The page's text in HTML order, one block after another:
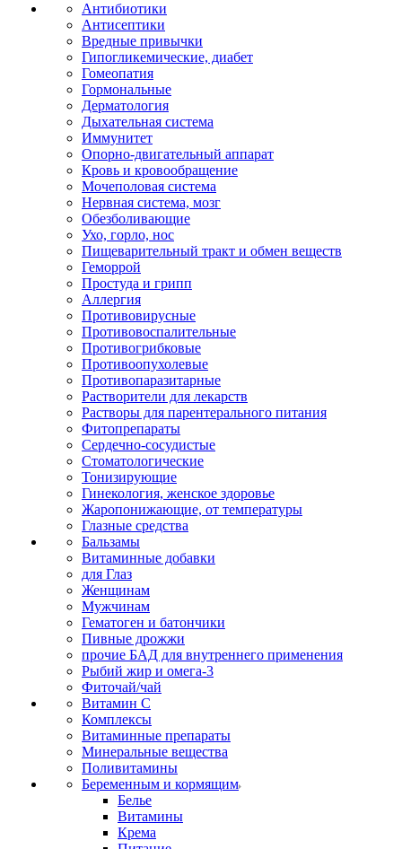
Антибиотики
Антисептики
Вредные привычки
Гипогликемические, диабет
Гомеопатия
Гормональные
Дерматология
Дыхательная система
Иммунитет
Опорно-двигательный аппарат
Кровь и кровообращение
Мочеполовая система
Нервная система, мозг
Обезболивающие
Ухо, горло, нос
Пищеварительный тракт и обмен веществ
Геморрой
Простуда и грипп
Аллергия
Противовирусные
Противовоспалительные
Противогрибковые
Противоопухолевые
Противопаразитарные
Растворители для лекарств
Растворы для парентерального питания
Фитопрепараты
Сердечно-сосудистые
Стоматологические
Тонизирующие
Гинекология, женское здоровье
Жаропонижающие, от температуры
Глазные средства
Бальзамы
Витаминные добавки
для Глаз
Женщинам
Мужчинам
Гематоген и батончики
Пивные дрожжи
прочие БАД для внутреннего применения
Рыбий жир и омега-3
Фиточай/чай
Витамин С
Комплексы
Витаминные препараты
Минеральные вещества
Поливитамины
Беременным и кормящим
Белье
Витамины
Крема